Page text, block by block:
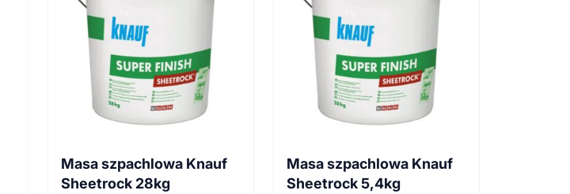
Masa szpachlowa Knauf
Sheetrock 28kg
Masa szpachlowa Knauf
Sheetrock 5,4kg